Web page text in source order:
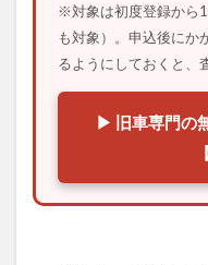
※対象は初度登録から
も対象）。申込後にか
るようにしておくと、
▶ 旧車専門の